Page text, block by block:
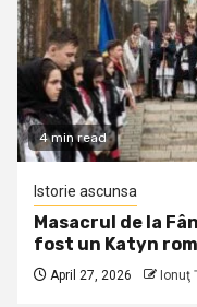
4 min read
Istorie ascunsa
Masacrul de la
fost un Katyn
April 27, 2026 Ionuţ